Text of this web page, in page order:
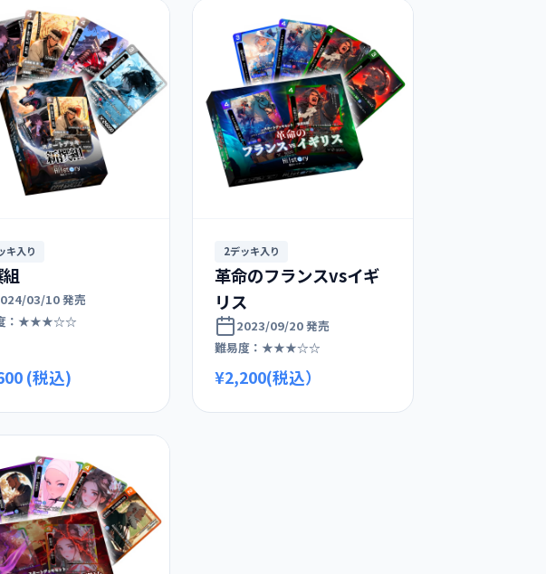
キ入り
03/10 発売
：★★★☆☆
(税込)
2デッキ入り
革命のフランスvsイギ
リス
2023/09/20 発売
難易度：★★★☆☆
¥2,200(税込）